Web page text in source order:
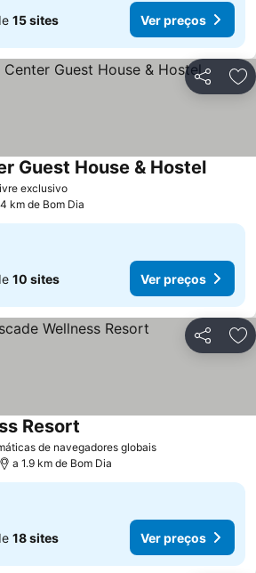
15 sites Ver preços
Partilhar
exclusivo
Guest House & Hostel
km de Bom Dia
10 sites Ver preços
Partilhar
de navegadores globais
Resort
a 1.9 km de Bom Dia
18 sites Ver preços